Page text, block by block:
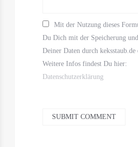
Mit der Nutzung dieses
Du Dich mit der Speicherung
Deiner Daten durch keksstaub.de
Weitere Infos findest Du hier:
Datenschutzerklärung
SUBMIT COMMENT